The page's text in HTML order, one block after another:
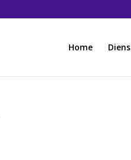
Home